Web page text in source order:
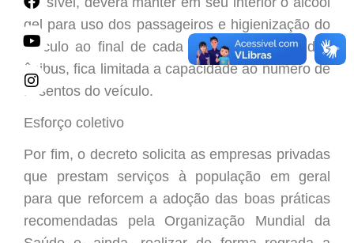
gel para uso dos passageiros e higienização do
veículo ao final de cada viagem. No caso d os
ô nibus, fica limitada a capacidade ao número de
assentos do veículo.
Esforço coletivo
Por fim, o decreto solicita asempresas privadas
que prestam serviços à população em geral
para que reforcem a adoção das boas práticas
recomendadas pela Organização Mundial da